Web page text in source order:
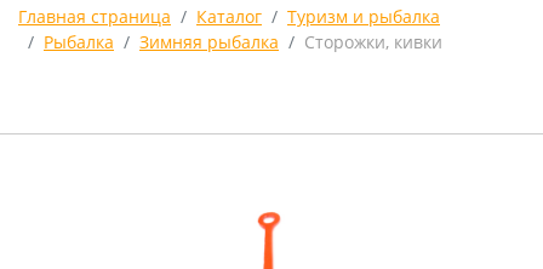
Главная страница Каталог
Туризм и рыбалка
Рыбалка
Зимняя рыбалка Сторожки, кивки